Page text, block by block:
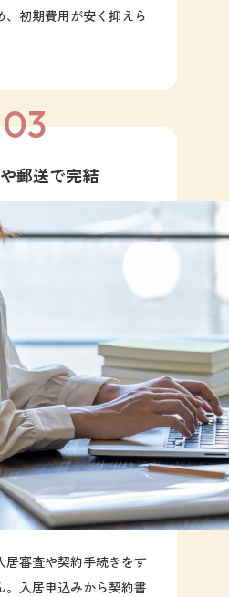
、初期費用が安く抑えら
03
郵送で完結
居審査や契約手続きをす
。入居申込みから契約書